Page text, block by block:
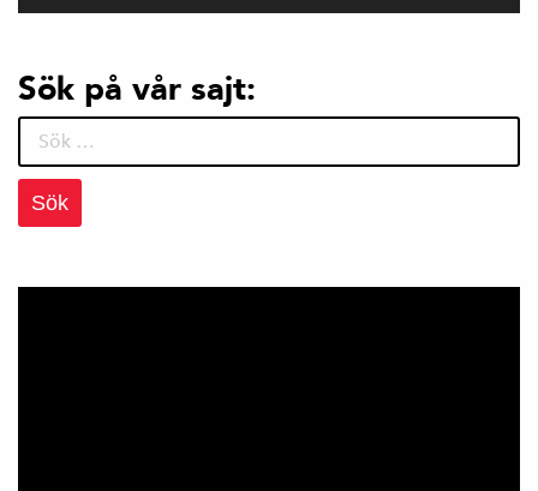
Sök på vår sajt:
Sök
efter: